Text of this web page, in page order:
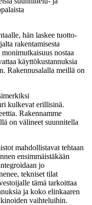
hän laskee tuotto-
rakentamisesta
nostaa
käyttökustannuksia
Rakennusalalla meillä on
kulkevat erillisinä.
Rakennamme
on välineet suunnitella
mahdollistavat tehtaan
ensimmäistäkään
jo
tekniset tilat
tämä tarkoittaa
ja koko elinkaaren
vaihteluihin.